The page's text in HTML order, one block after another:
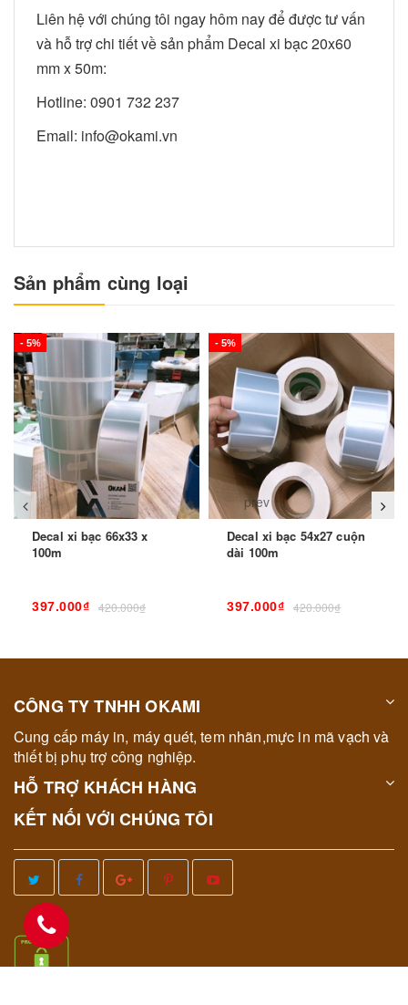
Liên hệ với chúng tôi ngay hôm nay để được tư vấn
và hỗ trợ chi tiết về sản phẩm Decal xi bạc 20x60
mm x 50m:
Hotline: 0901 732 237
Email: info@okami.vn
Sản phẩm cùng loại
- 5%
Decal xi bạc 66x33 x
100m
397.000₫ 420.000₫
- 5%
Decal xi bạc 54x27 cuộn
dài 100m
397.000₫ 420.000₫
prev
CÔNG TY TNHH OKAMI
Cung cấp máy in, máy quét, tem nhãn,mực in mã vạch và
thiết bị phụ trợ công nghiệp.
HỖ TRỢ KHÁCH HÀNG
KẾT NỐI VỚI CHÚNG TÔI